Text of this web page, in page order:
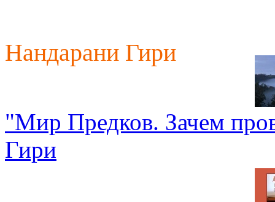
Нандарани Гири
"Мир Предков. Зачем
Гири